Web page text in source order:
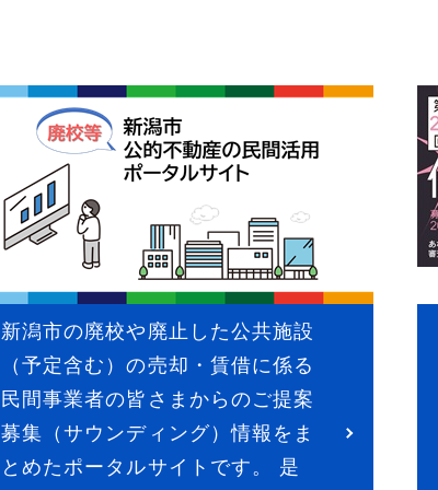
新潟市の廃校や廃止した公共施設
（予定含む）の売却・賃借に係る
民間事業者の皆さまからのご提案
募集（サウンディング）情報をま
とめたポータルサイトです。 是